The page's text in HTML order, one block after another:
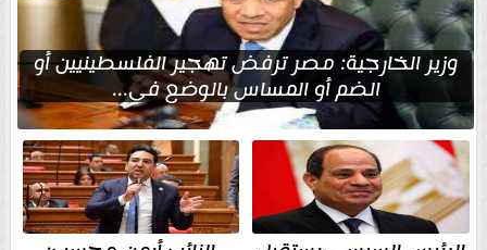
وزير الخارجية: مصر ترفض تهجير الفلسطينيين أو
الضم أو المساس بالوضع في...